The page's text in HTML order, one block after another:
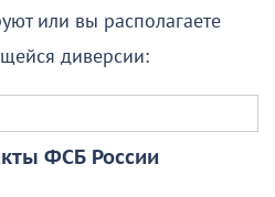
или вы располагаете
диверсии:
ФСБ России